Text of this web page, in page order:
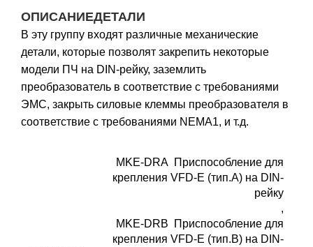
ОПИСАНИЕДЕТАЛИ
В эту группу входят различные механические
детали, которые позволят закрепить некоторые
модели ПЧ на DIN-рейку, заземлить
преобразователь в соответствие с требованиями
ЭМС, закрыть силовые клеммы преобразователя в
соответствие с требованиями NEMA1, и т.д.
MKE-DRA Приспособление для
крепления VFD-E (тип.А) на DIN-
рейку
,
MKE-DRB Приспособление для
крепления VFD-E (тип.B) на DIN-